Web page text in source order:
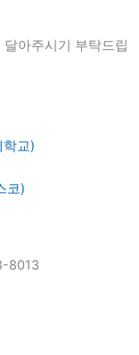
달아주시기 부탁드립
교)
코)
8013